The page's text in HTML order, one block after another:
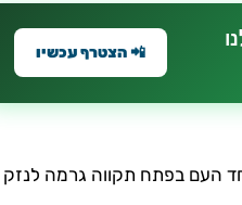
📲 הצטרף עכשיו
העם בפתח תקווה גרמה לנזק